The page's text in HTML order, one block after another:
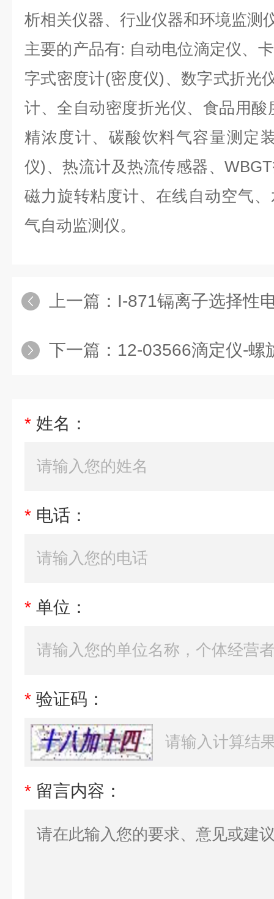
析相关仪器、行业仪器和环境监测
主要的产品有: 自动电位滴定仪、
字式密度计(密度仪)、数字式折光
计、全自动密度折光仪、食品用
精浓度计、碳酸饮料气容量测定
仪)、热流计及热流传感器、
磁力旋转粘度计、在线自动空气
气自动监测仪。
上一篇： I-871镉离子选择性
下一篇： 12-03566滴定仪-螺
* 姓名：
* 电话：
* 单位：
* 验证码：
* 留言内容：